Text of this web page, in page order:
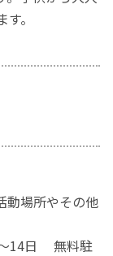
。
動場所やその他
14日 無料駐